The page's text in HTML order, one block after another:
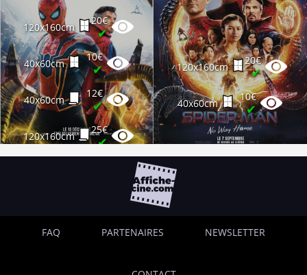
120x160cm
20€
✔
40x60cm
10€
✔
40x60cm
12€
✔
120x160cm
25€
✔
120x160cm
20€
✔
40x60cm
10€
✔
FAQ PARTENAIRES NEWSLETTER